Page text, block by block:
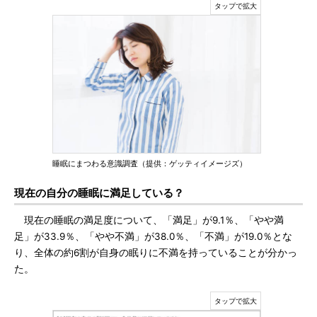
睡眠にまつわる意識調査（提供：ゲッティイメージズ）
現在の自分の睡眠に満足している？
現在の睡眠の満足度について、「満足」が9.1％、「やや満
足」が33.9％、「やや不満」が38.0％、「不満」が19.0％とな
り、全体の約6割が自身の眠りに不満を持っていることが分かっ
た。